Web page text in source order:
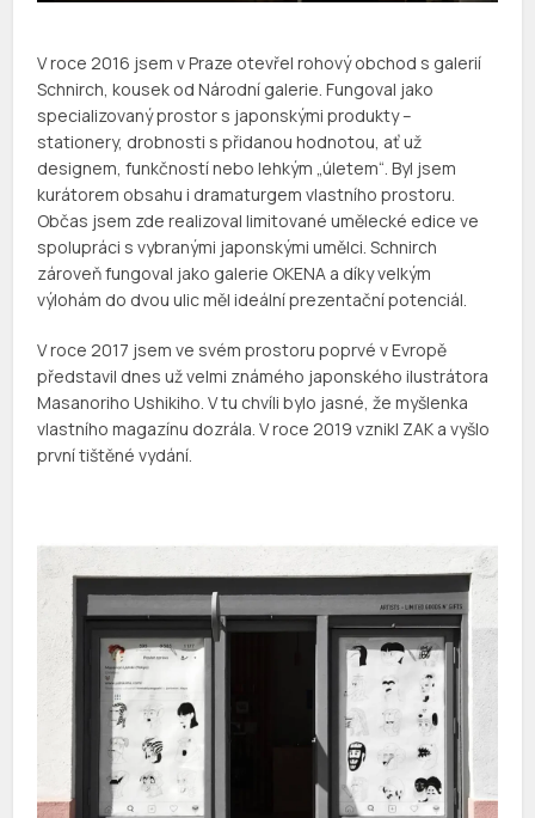
V roce 2016 jsem v Praze otevřel rohový obchod s galerií
Schnirch, kousek od Národní galerie. Fungoval jako
specializovaný prostor s japonskými produkty –
stationery, drobnosti s přidanou hodnotou, ať už
designem, funkčností nebo lehkým „úletem“. Byl jsem
kurátorem obsahu i dramaturgem vlastního prostoru.
Občas jsem zde realizoval limitované umělecké edice ve
spolupráci s vybranými japonskými umělci. Schnirch
zároveň fungoval jako galerie OKENA a díky velkým
výlohám do dvou ulic měl ideální prezentační potenciál.
V roce 2017 jsem ve svém prostoru poprvé v Evropě
představil dnes už velmi známého japonského ilustrátora
Masanoriho Ushikiho. V tu chvíli bylo jasné, že myšlenka
vlastního magazínu dozrála. V roce 2019 vznikl ZAK a vyšlo
první tištěné vydání.